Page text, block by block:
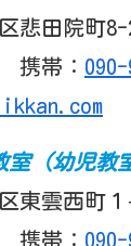
悲田院町
携帯： 090-
室（幼児教
東雲西町
携帯： 090-